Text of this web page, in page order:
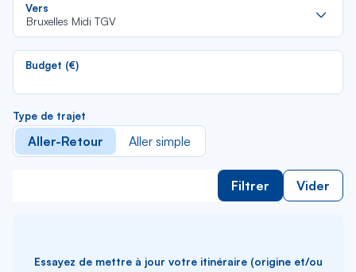
Vers
Bruxelles Midi TGV
Budget (€)
Type de trajet
Aller-Retour Aller simple
Filtrer Vider
Essayez de mettre à jour votre itinéraire (origine et/ou